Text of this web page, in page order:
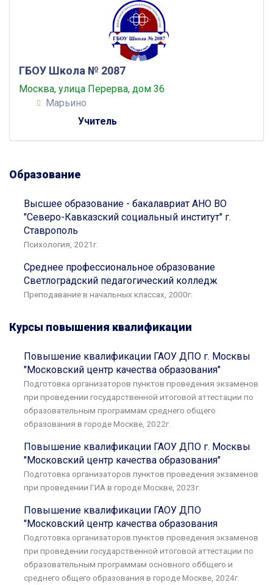
Учитель
ГБОУ Школа № 2087
Москва, улица Перерва, дом 36
Марьино
Образование
Высшее образование - бакалавриат АНО ВО
"Северо-Кавказский социальный институт" г.
Ставрополь
Психология, 2021г.
Среднее профессиональное образование
Светлоградский педагогический колледж
Преподавание в начальных классах, 2000г.
Курсы повышения квалификации
Повышение квалификации ГАОУ ДПО г. Москвы
"Московский центр качества образования"
Подготовка организаторов пунктов проведения экзаменов
при проведении государственной итоговой аттестации по
образовательным программам среднего общего
образования в городе Москве, 2022г.
Повышение квалификации ГАОУ ДПО г. Москвы
"Московский центр качества образования"
Подготовка организаторов пунктов проведения экзаменов
при проведении ГИА в городе Москве, 2023г.
Повышение квалификации ГАОУ ДПО
"Московский центр качества образования
Подготовка организаторов пунктов проведения экзаменов
при проведении государственной итоговой аттестации по
образовательным программам основного оббщего и
среднего общего образования в городе Москве, 2024г.